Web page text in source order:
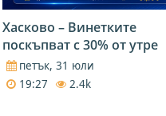
Хасково – Винетките
поскъпват с 30% от утре
петък, 31 юли
19:27
2.4k